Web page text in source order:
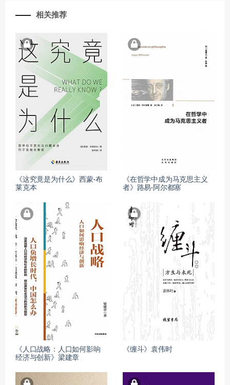
相关推荐
《这究竟是为什么》西蒙·布
莱克本
《在哲学中成为马克思主义
者》路易·阿尔都塞
《人口战略：人口如何影响
经济与创新》梁建章
《缠斗》袁伟时